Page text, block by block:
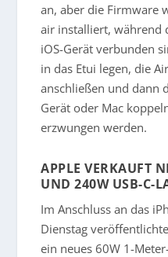
an, aber die Firmware
air installiert, während
iOS-Gerät verbunden
in das Etui legen, die
anschließen und dann
Gerät oder Mac
erzwungen werden.
APPLE VERKAUFT
UND 240W USB-C-
Im Anschluss an das
Dienstag
ein neues 60W 1-